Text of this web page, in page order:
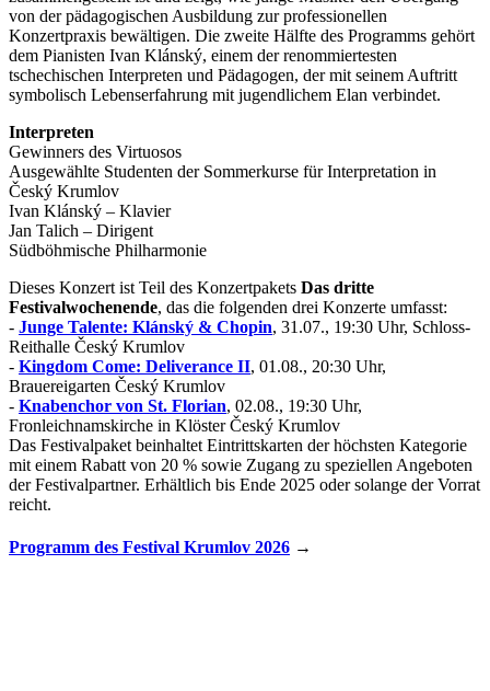
von der pädagogischen Ausbildung zur professionellen
Konzertpraxis bewältigen. Die zweite Hälfte des Programms gehört
dem Pianisten Ivan Klánský, einem der renommiertesten
tschechischen Interpreten und Pädagogen, der mit seinem Auftritt
symbolisch Lebenserfahrung mit jugendlichem Elan verbindet.
Interpreten
Gewinners des Virtuosos
Ausgewählte Studenten der Sommerkurse für Interpretation in
Český Krumlov
Ivan Klánský – Klavier
Jan Talich – Dirigent
Südböhmische Philharmonie
Dieses Konzert ist Teil des Konzertpakets Das dritte
Festivalwochenende, das die folgenden drei Konzerte umfasst:
- Junge Talente: Klánský & Chopin, 31.07., 19:30 Uhr, Schloss-
Reithalle Český Krumlov
- Kingdom Come: Deliverance II, 01.08., 20:30 Uhr,
Brauereigarten Český Krumlov
- Knabenchor von St. Florian, 02.08., 19:30 Uhr,
Fronleichnamskirche in Klöster Český Krumlov
Das Festivalpaket beinhaltet Eintrittskarten der höchsten Kategorie
mit einem Rabatt von 20 % sowie Zugang zu speziellen Angeboten
der Festivalpartner. Erhältlich bis Ende 2025 oder solange der Vorrat
reicht.
Programm des Festival Krumlov 2026 →